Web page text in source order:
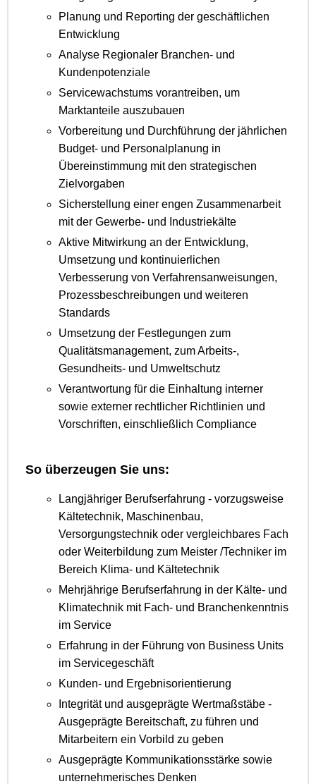
Planung und Reporting der geschäftlichen
Entwicklung
Analyse Regionaler Branchen- und
Kundenpotenziale
Servicewachstums vorantreiben, um
Marktanteile auszubauen
Vorbereitung und Durchführung der jährlichen
Budget- und Personalplanung in
Übereinstimmung mit den strategischen
Zielvorgaben
Sicherstellung einer engen Zusammenarbeit
mit der Gewerbe- und Industriekälte
Aktive Mitwirkung an der Entwicklung,
Umsetzung und kontinuierlichen
Verbesserung von Verfahrensanweisungen,
Prozessbeschreibungen und weiteren
Standards
Umsetzung der Festlegungen zum
Qualitätsmanagement, zum Arbeits-,
Gesundheits- und Umweltschutz
Verantwortung für die Einhaltung interner
sowie externer rechtlicher Richtlinien und
Vorschriften, einschließlich Compliance
So überzeugen Sie uns:
Langjähriger Berufserfahrung - vorzugsweise
Kältetechnik, Maschinenbau,
Versorgungstechnik oder vergleichbares Fach
oder Weiterbildung zum Meister /Techniker im
Bereich Klima- und Kältetechnik
Mehrjährige Berufserfahrung in der Kälte- und
Klimatechnik mit Fach- und Branchenkenntnis
im Service
Erfahrung in der Führung von Business Units
im Servicegeschäft
Kunden- und Ergebnisorientierung
Integrität und ausgeprägte Wertmaßstäbe -
Ausgeprägte Bereitschaft, zu führen und
Mitarbeitern ein Vorbild zu geben
Ausgeprägte Kommunikationsstärke sowie
unternehmerisches Denken